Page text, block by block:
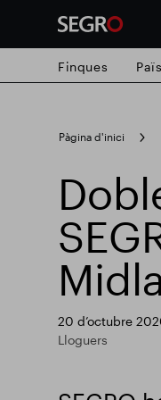
search
for
Cerca popular
Responsable
Finques
Pàgina d'inici
20 d’octubre
Lloguers